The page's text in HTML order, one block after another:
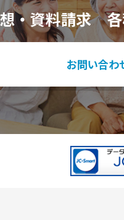
想・資料請求
お問い合わ